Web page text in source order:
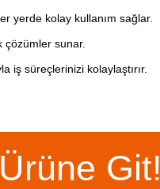
yerde kolay kullanım sağlar.
çözümler sunar.
iş süreçlerinizi kolaylaştırır.
Git!